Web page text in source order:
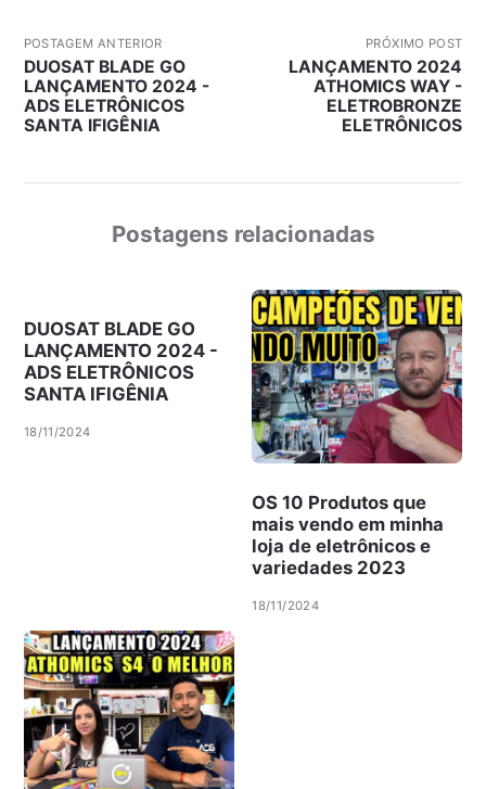
POSTAGEM ANTERIOR
DUOSAT BLADE GO
LANÇAMENTO 2024 -
ADS ELETRÔNICOS
SANTA IFIGÊNIA
PRÓXIMO POST
LANÇAMENTO 2024
ATHOMICS WAY -
ELETROBRONZE
ELETRÔNICOS
Postagens relacionadas
DUOSAT BLADE GO
LANÇAMENTO 2024 -
ADS ELETRÔNICOS
SANTA IFIGÊNIA
18/11/2024
OS 10 Produtos que
mais vendo em minha
loja de eletrônicos e
variedades 2023
18/11/2024